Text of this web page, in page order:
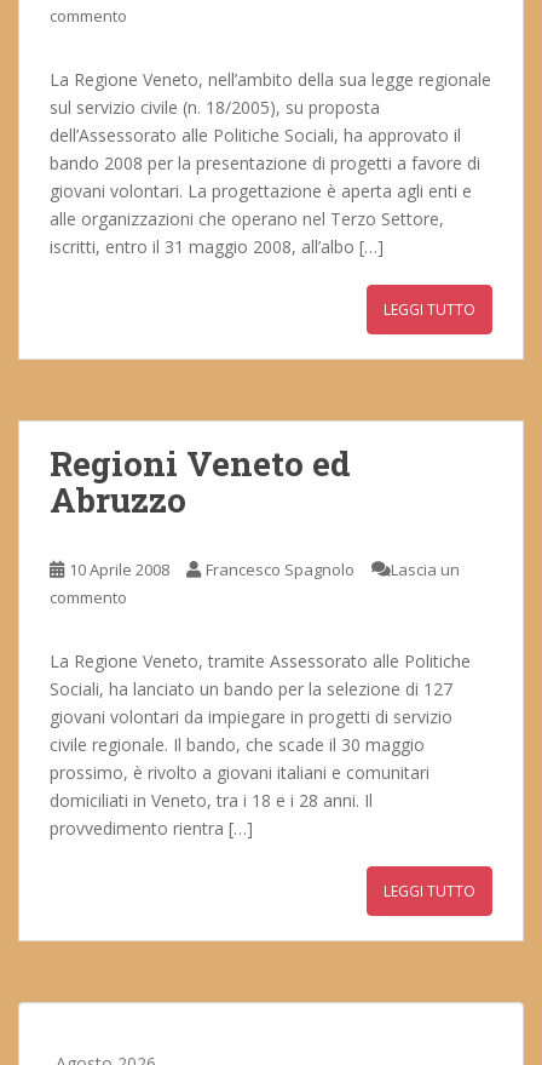
commento
La Regione Veneto, nell’ambito della sua legge regionale
sul servizio civile (n. 18/2005), su proposta
dell’Assessorato alle Politiche Sociali, ha approvato il
bando 2008 per la presentazione di progetti a favore di
giovani volontari. La progettazione è aperta agli enti e
alle organizzazioni che operano nel Terzo Settore,
iscritti, entro il 31 maggio 2008, all’albo […]
LEGGI TUTTO
Regioni Veneto ed
Abruzzo
10 Aprile 2008 Francesco Spagnolo
Lascia un
commento
La Regione Veneto, tramite Assessorato alle Politiche
Sociali, ha lanciato un bando per la selezione di 127
giovani volontari da impiegare in progetti di servizio
civile regionale. Il bando, che scade il 30 maggio
prossimo, è rivolto a giovani italiani e comunitari
domiciliati in Veneto, tra i 18 e i 28 anni. Il
provvedimento rientra […]
LEGGI TUTTO